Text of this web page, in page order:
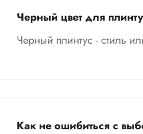
Черный цвет для
Черный плинтус - стиль
Как не ошибиться с